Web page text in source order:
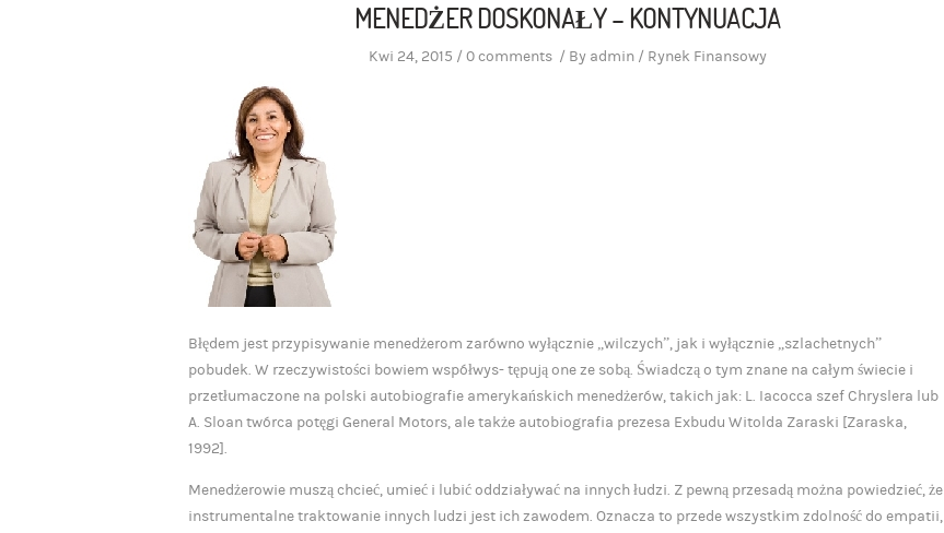
MENEDŻER DOSKONAŁY – KONTYNUACJA
Kwi 24, 2015 /0 comments/ By admin/ Rynek Finansowy
Błędem jest przypisywanie menedżerom zarówno wyłącznie „wilczych”, jak i wyłącznie „szlachetnych”
pobudek. W rzeczywistości bowiem współwys- tępują one ze sobą. Świadczą o tym znane na całym świecie i
przetłumaczone na polski autobiografie amerykańskich menedżerów, takich jak: L. Iacocca szef Chryslera lub
A. Sloan twórca potęgi General Motors, ale także autobiografia prezesa Exbudu Witolda Zaraski [Zaraska,
1992].
Menedżerowie muszą chcieć, umieć i lubić oddziaływać na innych łudzi. Z pewną przesadą można powiedzieć, że
instrumentalne traktowanie innych ludzi jest ich zawodem. Oznacza to przede wszystkim zdolność do empatii,